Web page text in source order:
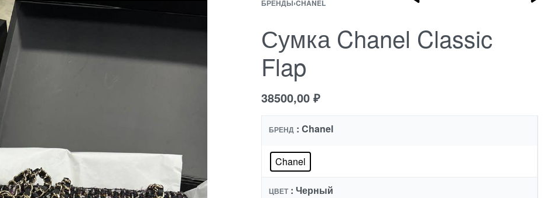
БРЕНДЫ›CHANEL
Сумка Chanel Classic
Flap
38500,00 ₽
БРЕНД : Chanel
Chanel
ЦВЕТ : Черный